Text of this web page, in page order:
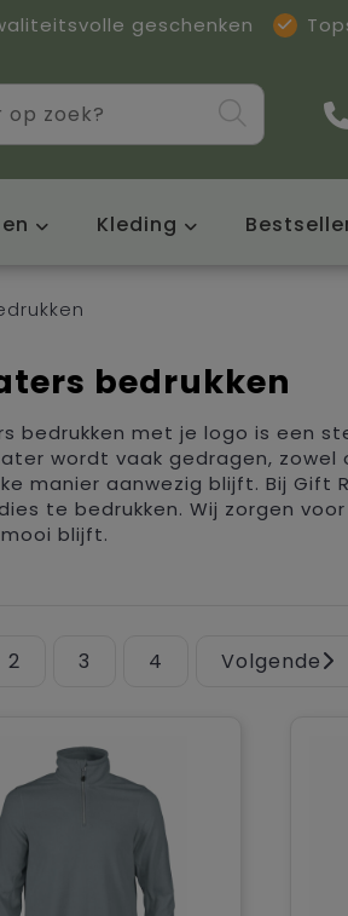
geschenken
Kleding
bedrukken
bedrukken met je logo is een
wordt vaak gedragen,
manier aanwezig blijft. Bij Gift
te bedrukken. Wij zorgen
blijft.
2 3 4 Volgende